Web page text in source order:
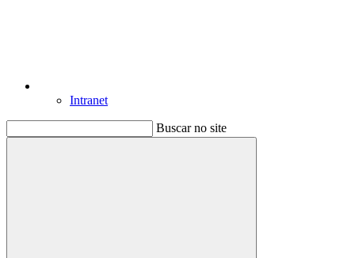
Intranet
Buscar no site